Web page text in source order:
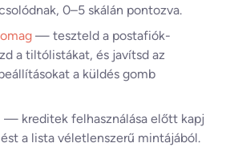
0–5 skálán pontozva.
— teszteld a postafiók-
a tiltólistákat, és javítsd az
a küldés gomb
— kreditek felhasználása előtt kapj
a lista véletlenszerű mintájából.